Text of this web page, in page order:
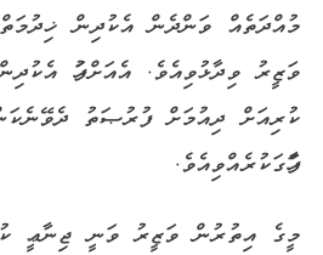
މުއްދަތެއް ވަންދެން އެކުދިން ޚިދުމަތް
ވަޒީރު ވިދާޅުވިއެވެ. އެއަށްފަހު
ކުރިއަށް ދިއުމަށް ފުރުޞަތު
ފާހަގަކުރެއްވިއެވެ.
މީގެ އިތުރުން ވަޒީރު ވަނީ ޖިނާޢީ